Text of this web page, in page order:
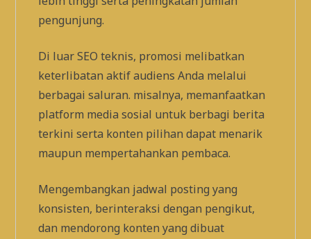
pengunjung.
Di luar SEO teknis, promosi melibatkan
keterlibatan aktif audiens Anda melalui
berbagai saluran. misalnya, memanfaatkan
platform media sosial untuk berbagi berita
terkini serta konten pilihan dapat menarik
maupun mempertahankan pembaca.
Mengembangkan jadwal posting yang
konsisten, berinteraksi dengan pengikut,
dan mendorong konten yang dibuat